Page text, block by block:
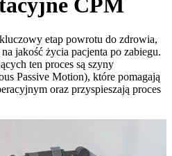
CPM
etap powrotu do zdrowia,
jakość życia pacjenta po zabiegu.
ten proces są szyny
Passive Motion), które pomagają
oraz przyspieszają proces